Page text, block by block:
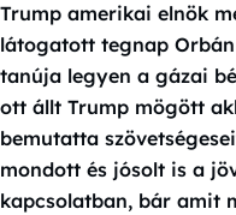
Trump amerikai elnök
látogatott tegnap
tanúja legyen a gázai
ott állt Trump mögött
bemutatta
mondott és jósolt is a
kapcsolatban, bár amit